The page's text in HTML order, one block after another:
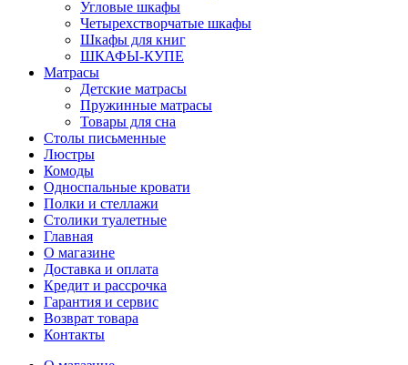
Угловые шкафы
Четырехстворчатые шкафы
Шкафы для книг
ШКАФЫ-КУПЕ
Матрасы
Детские матрасы
Пружинные матрасы
Товары для сна
Столы письменные
Люстры
Комоды
Односпальные кровати
Полки и стеллажи
Столики туалетные
Главная
О магазине
Доставка и оплата
Кредит и рассрочка
Гарантия и сервис
Возврат товара
Контакты